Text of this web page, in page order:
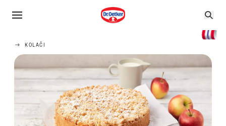
KOLAČI